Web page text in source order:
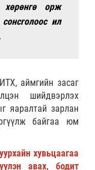
орж
ил
аймгийн засаг
шийдвэрлэх
яаралтай зарлан
байгаа юм
хувьцаагаа
авах, бодит